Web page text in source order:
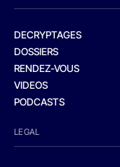
DECRYPTAGES
DOSSIERS
RENDEZ-VOUS
VIDEOS
PODCASTS
LEGAL